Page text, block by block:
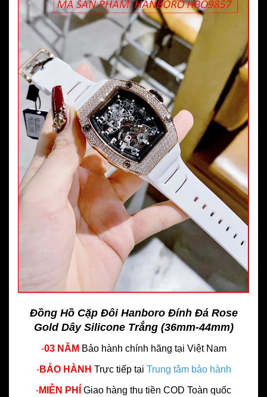
Đồng Hồ Cặp Đôi Hanboro Đính Đá Rose
Gold Dây Silicone Trắng (36mm-44mm)
-03 NĂM Bảo hành chính hãng tại Việt Nam
-BẢO HÀNH Trực tiếp tại Trung tâm bảo hành
-MIỄN PHÍ Giao hàng thu tiền COD Toàn quốc